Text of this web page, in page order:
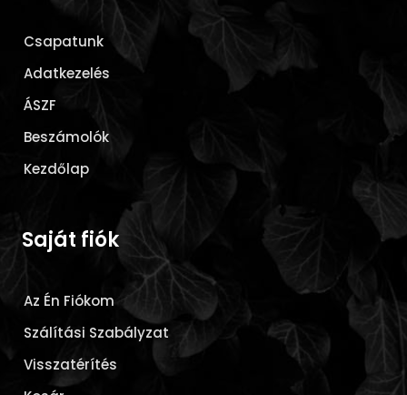
Csapatunk
Adatkezelés
ÁSZF
Beszámolók
Kezdőlap
Saját fiók
Az Én Fiókom
Szálítási Szabályzat
Visszatérítés